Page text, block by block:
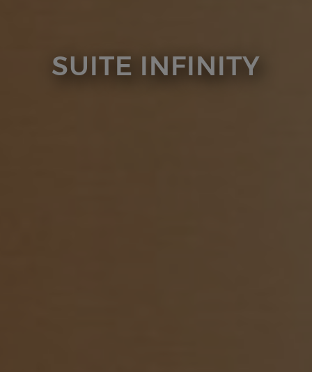
SUITE INFINITY